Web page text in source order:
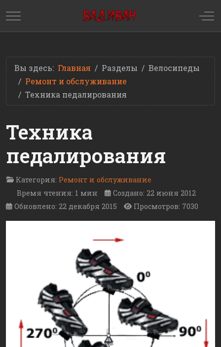
Mobile Menu Toggle
Вы здесь: Главная Разделы
Велосипеды
Ремонт и обслуживание
Техника педалирования
Техника
педалирования
Категория: Ремонт и обслуживание
Время чтения: 1 мин
Создано: 22 июня 2012
Обновлено: 22 декабря 2015
Просмотров: 7030